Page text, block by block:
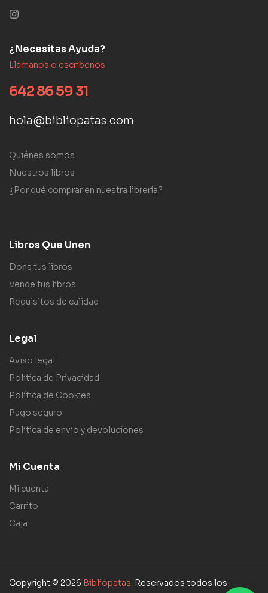
¿Necesitas Ayuda?
Llámanos o escríbenos
642 86 59 31
hola@bibliopatas.com
Quiénes somos
Nuestros libros
¿Por qué comprar en nuestra librería?
Libros Que Unen
Dona tus libros
Vende tus libros
Requisitos de calidad
Legal
Aviso legal
Política de Privacidad
Política de Cookies
Pago seguro
Política de envío y devoluciones
Mi Cuenta
Mi cuenta
Carrito
Caja
Copyright © 2026 Bibliópatas. Reservados todos los